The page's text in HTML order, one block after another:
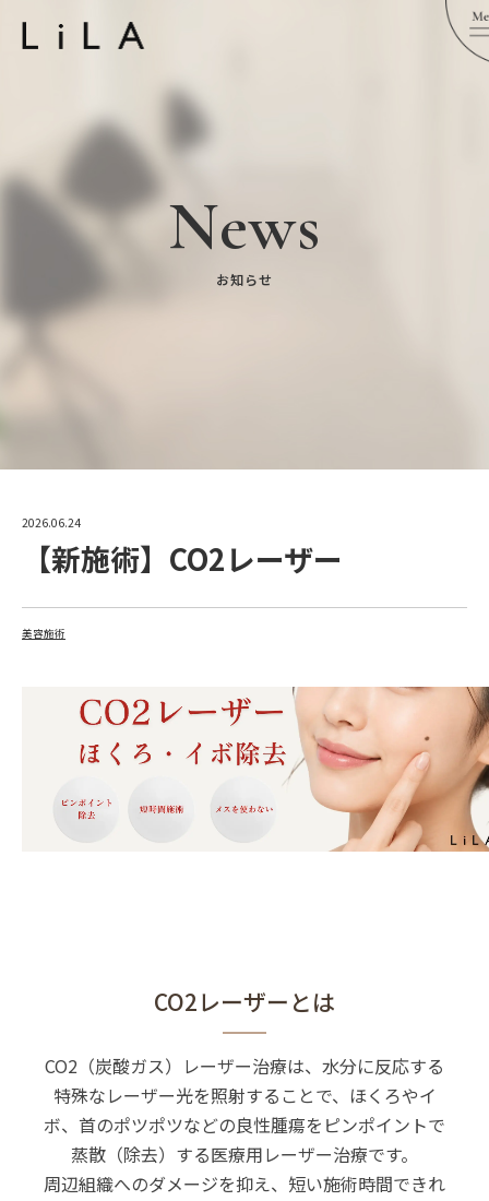
News
お知らせ
2026.06.24
【新施術】CO2レーザー
美容施術
CO2レーザーとは
CO2（炭酸ガス）レーザー治療は、水分に反応する
特殊なレーザー光を照射することで、ほくろやイ
ボ、首のポツポツなどの良性腫瘍をピンポイントで
蒸散（除去）する医療用レーザー治療です。
周辺組織へのダメージを抑え、短い施術時間できれ